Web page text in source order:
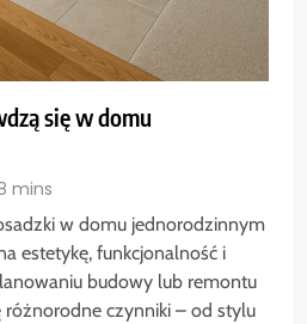
się w domu
mins
w domu jednorodzinnym
estetykę, funkcjonalność i
budowy lub remontu
czynniki – od stylu